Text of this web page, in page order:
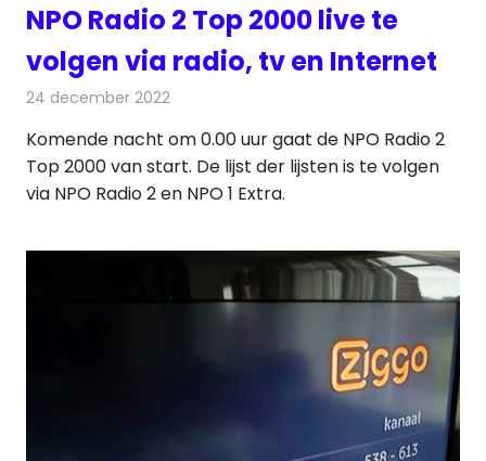
NPO Radio 2 Top 2000 live te
volgen via radio, tv en Internet
24 december 2022
Komende nacht om 0.00 uur gaat de NPO Radio 2
Top 2000 van start. De lijst der lijsten is te volgen
via NPO Radio 2 en NPO 1 Extra.